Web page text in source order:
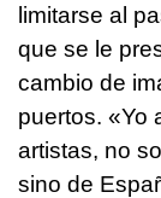
limitarse al
que se le
cambio de
puertos. «Yo
artistas, no
sino de